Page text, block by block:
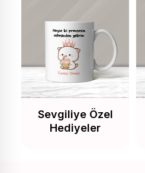
Sevgiliye Özel
Hediyeler